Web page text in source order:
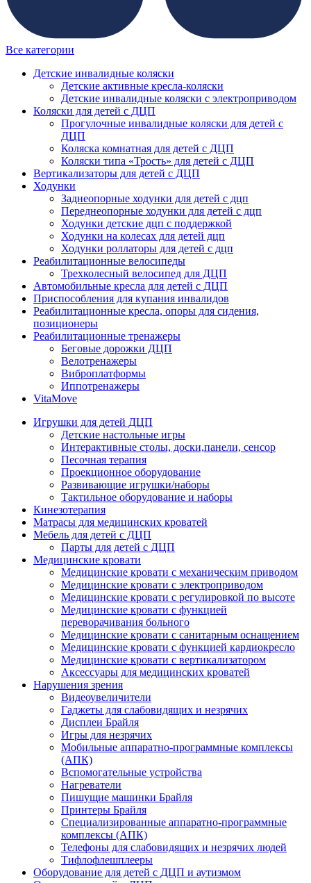
Все категории
Детские инвалидные коляски
Детские активные кресла-коляски
Детские инвалидные коляски с электроприводом
Коляски для детей с ДЦП
Прогулочные инвалидные коляски для детей с
ДЦП
Коляска комнатная для детей с ДЦП
Коляски типа «Трость» для детей с ДЦП
Вертикализаторы для детей с ДЦП
Ходунки
Заднеопорные ходунки для детей с дцп
Переднеопорные ходунки для детей с дцп
Ходунки детские дцп с поддержкой
Ходунки на колесах для детей дцп
Ходунки роллаторы для детей с дцп
Реабилитационные велосипеды
Трехколесный велосипед для ДЦП
Автомобильные кресла для детей с ДЦП
Приспособления для купания инвалидов
Реабилитационные кресла, опоры для сидения,
позиционеры
Реабилитационные тренажеры
Беговые дорожки ДЦП
Велотренажеры
Виброплатформы
Иппотренажеры
VitaMove
Игрушки для детей ДЦП
Детские настольные игры
Интерактивные столы, доски,панели, сенсор
Песочная терапия
Проекционное оборудование
Развивающие игрушки/наборы
Тактильное оборудование и наборы
Кинезотерапия
Матрасы для медицинских кроватей
Мебель для детей с ДЦП
Парты для детей с ДЦП
Медицинские кровати
Медицинские кровати с механическим приводом
Медицинские кровати с электроприводом
Медицинские кровати с регулировкой по высоте
Медицинские кровати с функцией
переворачивания больного
Медицинские кровати с санитарным оснащением
Медицинские кровати с функцией кардиокресло
Медицинские кровати с вертикализатором
Аксессуары для медицинских кроватей
Нарушения зрения
Видеоувеличители
Гаджеты для слабовидящих и незрячих
Дисплеи Брайля
Игры для незрячих
Мобильные аппаратно-программные комплексы
(АПК)
Вспомогательные устройства
Нагреватели
Пишущие машинки Брайля
Принтеры Брайля
Специализированные аппаратно-программные
комплексы (АПК)
Телефоны для слабовидящих и незрячих людей
Тифлофлешплееры
Оборудование для детей с ДЦП и аутизмом